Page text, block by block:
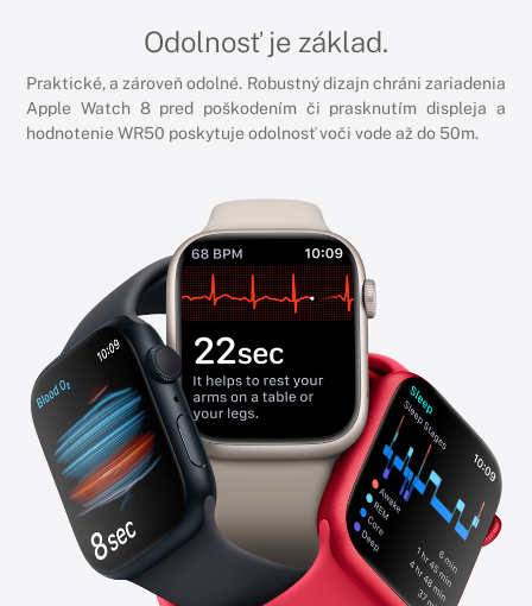
Odolnosť je základ.
Praktické, a zároveň odolné. Robustný dizajn chráni zariadenia
Apple Watch 8 pred poškodením či prasknutím displeja a
hodnotenie WR50 poskytuje odolnosť voči vode až do 50m.